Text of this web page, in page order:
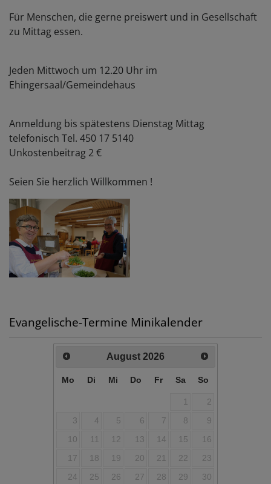
Für Menschen, die gerne preiswert und in Gesellschaft
zu Mittag essen.
Jeden Mittwoch um 12.20 Uhr im
Ehingersaal/Gemeindehaus
Anmeldung bis spätestens Dienstag Mittag
telefonisch Tel. 450 17 5140
Unkostenbeitrag 2 €
Seien Sie herzlich Willkommen !
Evangelische-Termine Minikalender
August 2026
Mo Di Mi Do Fr Sa So
1
2
3
4 5 6 7 8
9
10
11 12 13 14 15
16
17
18 19 20 21 22
23
24
25 26 27 28 29
30